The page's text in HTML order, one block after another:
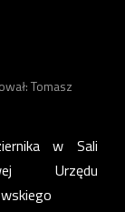
Tomasz
w Sali
Urzędu